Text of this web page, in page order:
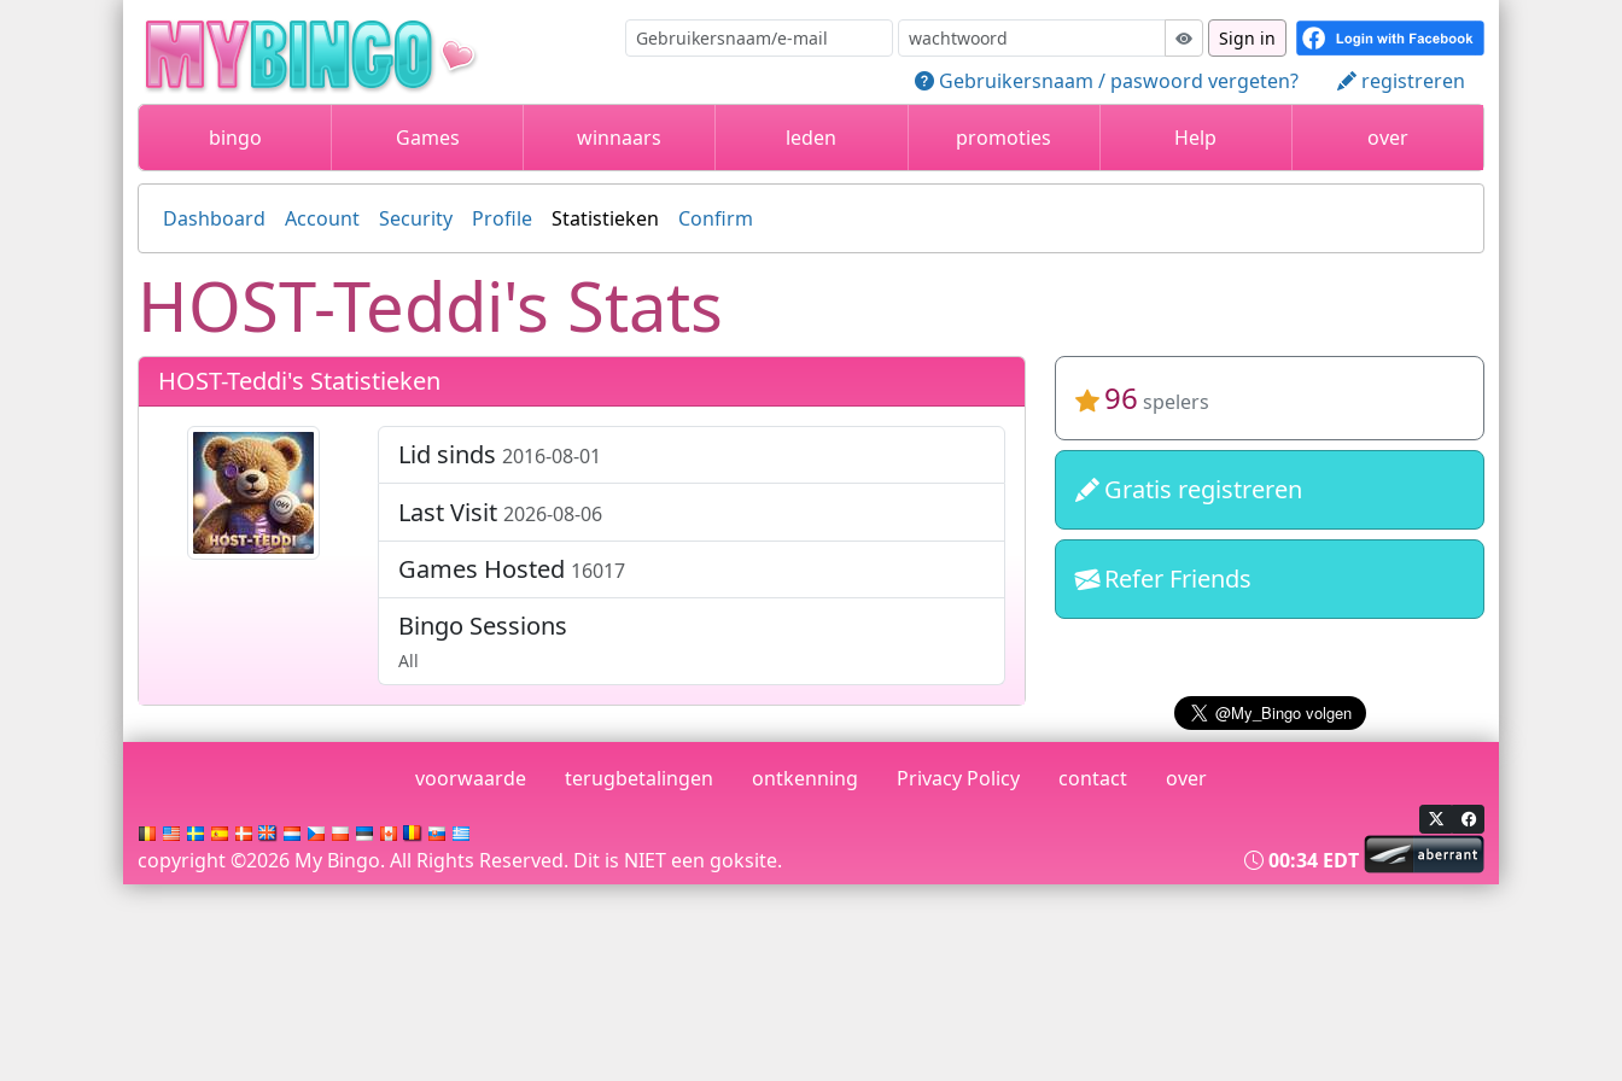
Sign in
Gebruikersnaam / paswoord vergeten? registreren
bingo Games winnaars leden promoties Help over
Dashboard Account Security Profile Statistieken Confirm
HOST-Teddi's Stats
HOST-Teddi's Statistieken
Lid sinds 2016-08-01
Last Visit 2026-08-06
Games Hosted 16017
Bingo Sessions
All
96 spelers
Gratis registreren
Refer Friends
voorwaarde terugbetalingen ontkenning Privacy Policy contact over
copyright ©2026 My Bingo. All Rights Reserved. Dit is NIET een goksite. 00:34 EDT